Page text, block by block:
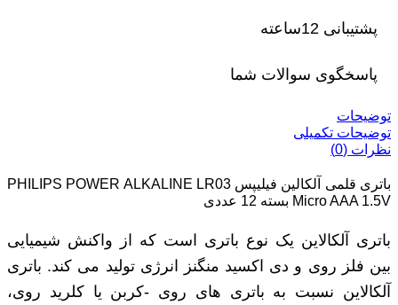
پشتیبانی 12ساعته
پاسخگوی سوالات شما
توضیحات
توضیحات تکمیلی
نظرات (0)
باتری قلمی آلکالین فیلیپس PHILIPS POWER ALKALINE LR03
Micro AAA 1.5V بسته 12 عددی
باتری آلکالاین یک نوع باتری است که از واکنش شیمیایی
بین فلز روی و دی اکسید منگنز انرژی تولید می کند. باتری
آلکالاین نسبت به باتری های روی -کربن یا کلرید روی،